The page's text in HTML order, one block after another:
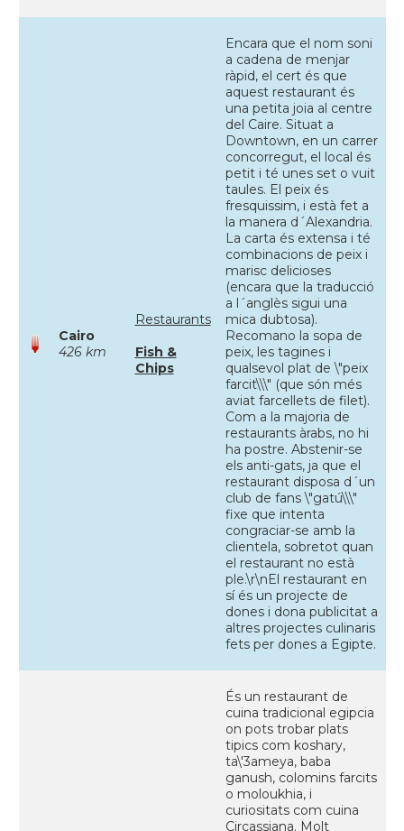
Cairo
426 km
Restaurants
Fish &
Chips
Encara que el nom soni
a cadena de menjar
ràpid, el cert és que
aquest restaurant és
una petita joia al centre
del Caire. Situat a
Downtown, en un carrer
concorregut, el local és
petit i té unes set o vuit
taules. El peix és
fresquissim, i està fet a
la manera d´Alexandria.
La carta és extensa i té
combinacions de peix i
marisc delicioses
(encara que la traducció
a l´anglès sigui una
mica dubtosa).
Recomano la sopa de
peix, les tagines i
qualsevol plat de \"peix
farcit\\\" (que són més
aviat farcellets de filet).
Com a la majoria de
restaurants àrabs, no hi
ha postre. Abstenir-se
els anti-gats, ja que el
restaurant disposa d´un
club de fans \"gatú\\\"
fixe que intenta
congraciar-se amb la
clientela, sobretot quan
el restaurant no està
ple.\r\nEl restaurant en
sí és un projecte de
dones i dona publicitat a
altres projectes culinaris
fets per dones a Egipte.
És un restaurant de
cuina tradicional egipcia
on pots trobar plats
tipics com koshary,
ta\'3ameya, baba
ganush, colomins farcits
o moloukhia, i
curiositats com cuina
Circassiana. Molt